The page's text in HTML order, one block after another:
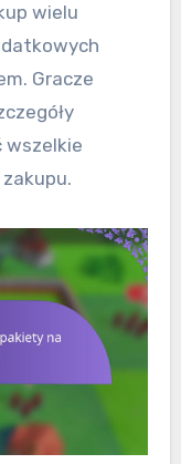
wielu
Gracze
wszelkie